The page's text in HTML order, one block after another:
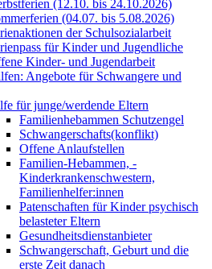
(12.10. bis 24.10.2026)
(04.07. bis 5.08.2026)
der Schulsozialarbeit
für Kinder und Jugendliche
Kinder- und Jugendarbeit
Angebote für Schwangere und
für junge/werdende Eltern
Familienhebammen Schutzengel
Schwangerschafts(konflikt)
Offene Anlaufstellen
Familien-Hebammen, -
Kinderkrankenschwestern,
Familienhelfer:innen
Patenschaften für Kinder psychisch
belasteter Eltern
Gesundheitsdienstanbieter
Schwangerschaft, Geburt und die
erste Zeit danach